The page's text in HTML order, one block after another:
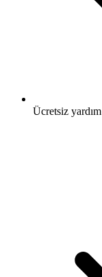
Ücretsiz yardım